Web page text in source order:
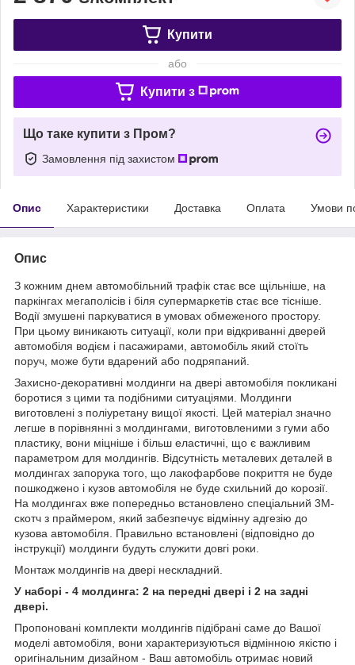
Купити
або
Купити з
Що таке купити з Пром?
Замовлення під захистом
Опис Характеристики Доставка Оплата Умови
Опис
З кожним днем автомобільний трафік стає все щільніше, на
паркінгах мегаполісів і біля супермаркетів стає все тісніше.
Водії змушені паркуватися в умовах обмеженого простору.
При цьому виникають ситуації, коли при відкриванні дверей
автомобіля водієм і пасажирами, автомобіль який стоїть
поруч, може бути вдарений або подряпаний.
Захисно-декоративні молдинги на двері автомобіля покликані
боротися з цими та подібними ситуаціями. Молдинги
виготовлені з поліуретану вищої якості. Цей матеріал значно
легше в порівнянні з молдингами, виготовленими з гуми або
пластику, вони міцніше і більш еластичні, що є важливим
параметром для молдингів. Відсутність металевих деталей в
молдингах запорука того, що лакофарбове покриття не буде
пошкоджено і кузов автомобіля не буде схильний до корозії.
На молдингах вже попередньо встановлено спеціальний 3М-
скотч з праймером, який забезпечує відмінну адгезію до
кузова автомобіля. Правильно встановлені (відповідно до
інструкції) молдинги будуть служити довгі роки.
Монтаж молдингів на двері нескладний.
У наборі - 4 молдинга: 2 на передні двері і 2 на задні
двері.
Пропоновані комплекти молдингів підібрані саме до Вашої
моделі автомобіля, вони характеризуються відмінною якістю і
оригінальним дизайном - Ваш автомобіль отримає новий